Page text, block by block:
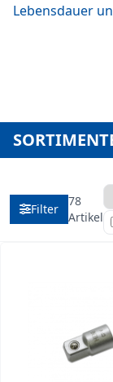
Lebensdauer
Filter
78
Artikel